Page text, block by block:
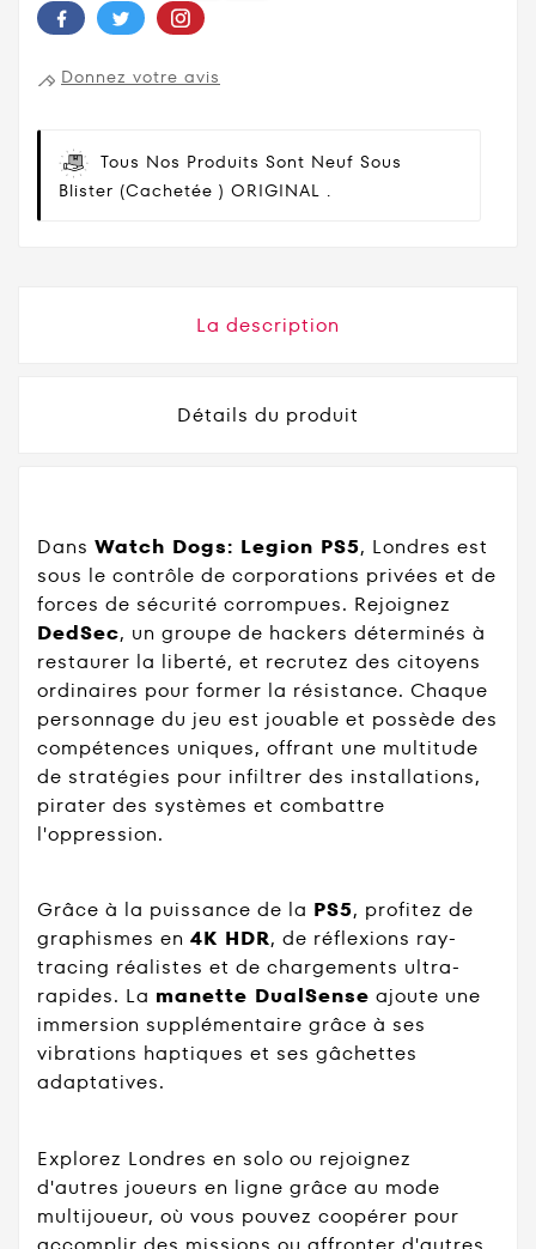
Donnez votre avis
Tous Nos Produits Sont Neuf Sous
Blister (cachetée ) ORIGINAL .
La description
Détails du produit
Dans Watch Dogs: Legion PS5, Londres est
sous le contrôle de corporations privées et de
forces de sécurité corrompues. Rejoignez
DedSec, un groupe de hackers déterminés à
restaurer la liberté, et recrutez des citoyens
ordinaires pour former la résistance. Chaque
personnage du jeu est jouable et possède des
compétences uniques, offrant une multitude
de stratégies pour infiltrer des installations,
pirater des systèmes et combattre
l'oppression.
Grâce à la puissance de la PS5, profitez de
graphismes en 4K HDR, de réflexions ray-
tracing réalistes et de chargements ultra-
rapides. La manette DualSense ajoute une
immersion supplémentaire grâce à ses
vibrations haptiques et ses gâchettes
adaptatives.
Explorez Londres en solo ou rejoignez
d'autres joueurs en ligne grâce au mode
multijoueur, où vous pouvez coopérer pour